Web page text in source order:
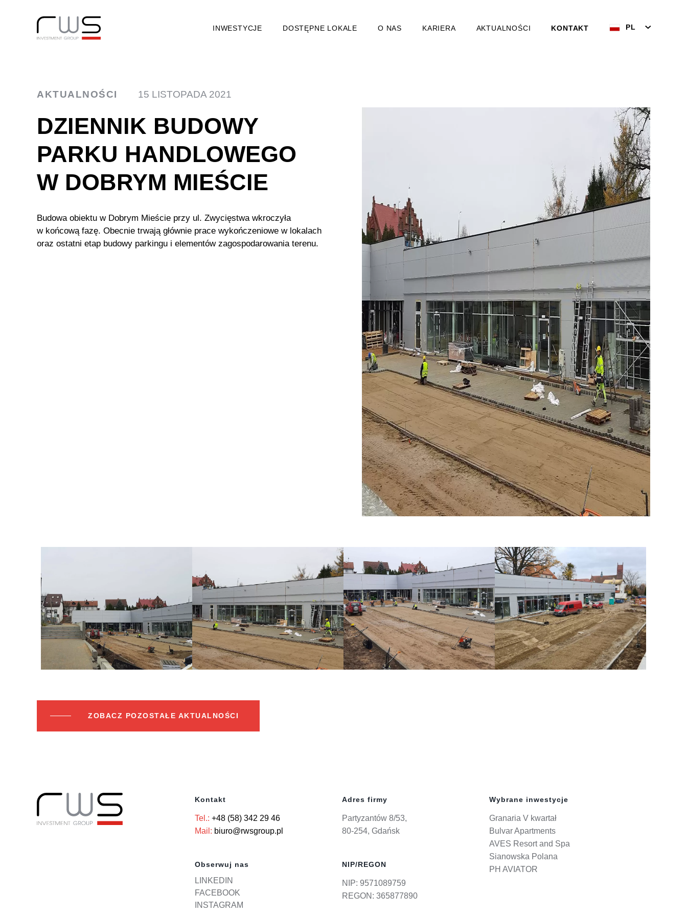
INWESTYCJE DOSTĘPNE LOKALE O NAS KARIERA AKTUALNOŚCI KONTAKT PL
AKTUALNOŚCI 15 LISTOPADA 2021
DZIENNIK BUDOWY
PARKU HANDLOWEGO
W DOBRYM MIEŚCIE
Budowa obiektu w Dobrym Mieście przy ul. Zwycięstwa wkroczyła
w końcową fazę. Obecnie trwają głównie prace wykończeniowe w lokalach
oraz ostatni etap budowy parkingu i elementów zagospodarowania terenu.
ZOBACZ POZOSTAŁE AKTUALNOŚCI
Kontakt
Tel.: +48 (58) 342 29 46
Mail: biuro@rwsgroup.pl
Obserwuj nas
LINKEDIN
FACEBOOK
INSTAGRAM
Adres firmy
Partyzantów 8/53,
80-254, Gdańsk
NIP/REGON
NIP: 9571089759
REGON: 365877890
Wybrane inwestycje
Granaria V kwartał
Bulvar Apartments
AVES Resort and Spa
Sianowska Polana
PH AVIATOR